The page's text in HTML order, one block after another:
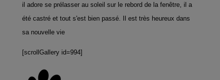
il adore se prélasser au soleil sur le rebord de la fenêtre, il a
été castré et tout s'est bien passé. Il est très heureux dans
sa nouvelle vie
[scrollGallery id=994]